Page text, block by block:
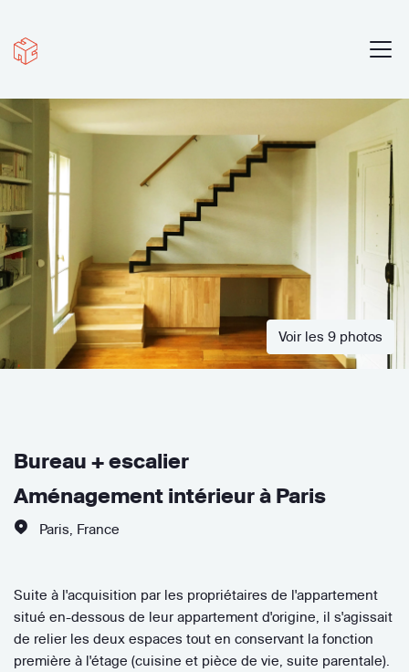
Voir les 9 photos
Bureau + escalier
Aménagement intérieur à Paris
Paris France
Suite à l'acquisition par les propriétaires de l'appartement
situé en-dessous de leur appartement d'origine, il s'agissait
de relier les deux espaces tout en conservant la fonction
première à l'étage (cuisine et pièce de vie, suite parentale).